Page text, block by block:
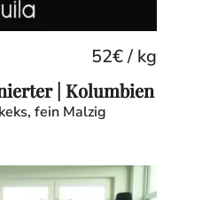
52€/ kg
| Kolumbien
fein Malzig